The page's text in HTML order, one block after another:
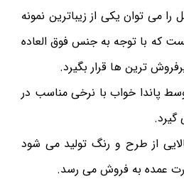
می توان یکی از زیباترین نمونه
که با توجه به جنس فوق العاده
ترین ها قرار بگیرد.
پاندا خواب با نرخی مناسب در
از طرح و رنگ تولید می شود
عمده به فروش می رسد.